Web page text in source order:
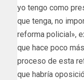
yo tengo como
que tenga, no
reforma policial»,
que hace poco
proceso de esta
que habría